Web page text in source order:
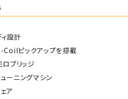
設計
ピックアップを搭載
ロブリッジ
ーニングマシン
ア